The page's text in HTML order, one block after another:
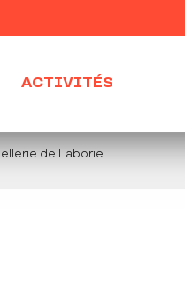
ACTIVITÉS
de Laborie